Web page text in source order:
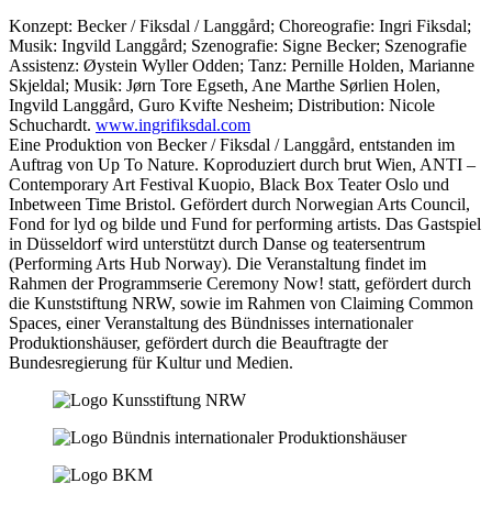
Konzept: Becker / Fiksdal / Langgård; Choreografie: Ingri Fiksdal;
Musik: Ingvild Langgård; Szenografie: Signe Becker; Szenografie
Assistenz: Øystein Wyller Odden; Tanz: Pernille Holden, Marianne
Skjeldal; Musik: Jørn Tore Egseth, Ane Marthe Sørlien Holen,
Ingvild Langgård, Guro Kvifte Nesheim; Distribution: Nicole
Schuchardt. www.ingrifiksdal.com
Eine Produktion von Becker / Fiksdal / Langgård, entstanden im
Auftrag von Up To Nature. Koproduziert durch brut Wien, ANTI –
Contemporary Art Festival Kuopio, Black Box Teater Oslo und
Inbetween Time Bristol. Gefördert durch Norwegian Arts Council,
Fond for lyd og bilde und Fund for performing artists. Das Gastspiel
in Düsseldorf wird unterstützt durch Danse­ og teatersentrum
(Performing Arts Hub Norway). Die Veranstaltung findet im
Rahmen der Programmserie Ceremony Now! statt, gefördert durch
die Kunststiftung NRW, sowie im Rahmen von Claiming Common
Spaces, einer Veranstaltung des Bündnisses internationaler
Produktionshäuser, gefördert durch die Beauftragte der
Bundesregierung für Kultur und Medien.